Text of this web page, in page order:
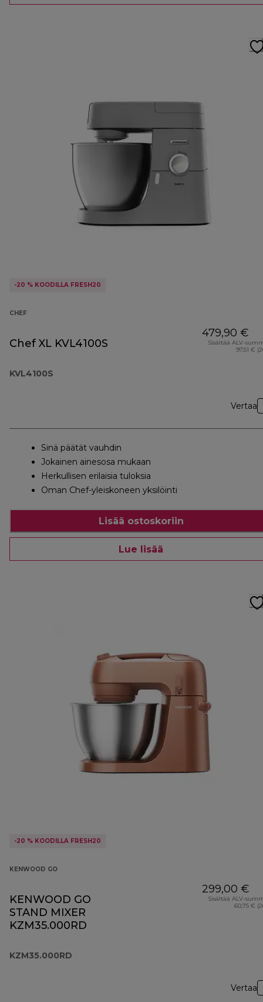
-20 % KOODILLA FRESH20
CHEF
Chef XL KVL4100S
KVL4100S
479,90 €
Sisältää ALV-
97,51 €
Vertaa
Sinä päätät vauhdin
Jokainen ainesosa mukaan
Herkullisen erilaisia tuloksia
Oman Chef-yleiskoneen yksilöinti
Lisää ostoskoriin
Lue lisää
-20 % KOODILLA FRESH20
KENWOOD GO
KENWOOD GO
STAND MIXER
KZM35.000RD
KZM35.000RD
299,00 €
Sisältää ALV-
60,75 €
Vertaa